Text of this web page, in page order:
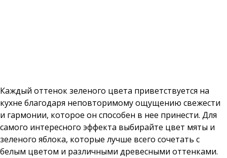
Каждый оттенок зеленого цвета приветствуется на
кухне благодаря неповторимому ощущению свежести
и гармонии, которое он способен в нее принести. Для
самого интересного эффекта выбирайте цвет мяты и
зеленого яблока, которые лучше всего сочетать с
белым цветом и различными древесными оттенками.